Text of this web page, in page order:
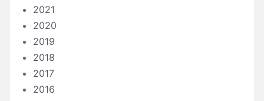
2021
2020
2019
2018
2017
2016